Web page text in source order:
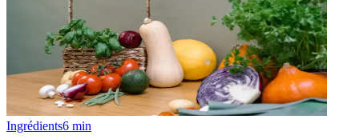
Ingrédients6 min